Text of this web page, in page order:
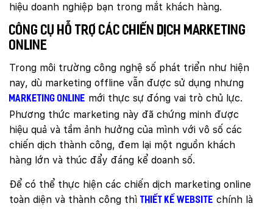
hiệu doanh nghiệp bạn trong mắt khách hàng.
Công cụ hỗ trợ các chiến dịch marketing
online
Trong môi trường công nghệ số phát triển như hiện
nay, dù marketing offline vẫn được sử dụng nhưng
marketing online mới thực sự đóng vai trò chủ lực.
Phương thức marketing này đã chứng minh được
hiệu quả và tầm ảnh hưởng của mình với vô số các
chiến dịch thành công, đem lại một nguồn khách
hàng lớn và thúc đẩy đáng kể doanh số.
Để có thể thực hiện các chiến dịch marketing online
toàn diện và thành công thì thiết kế website chính là